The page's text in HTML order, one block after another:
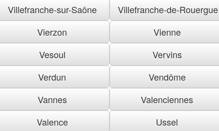
Villefranche-sur-Saône
Villefranche-de-Rouergue
Vierzon
Vienne
Vesoul
Vervins
Verdun
Vendôme
Vannes
Valenciennes
Valence
Ussel